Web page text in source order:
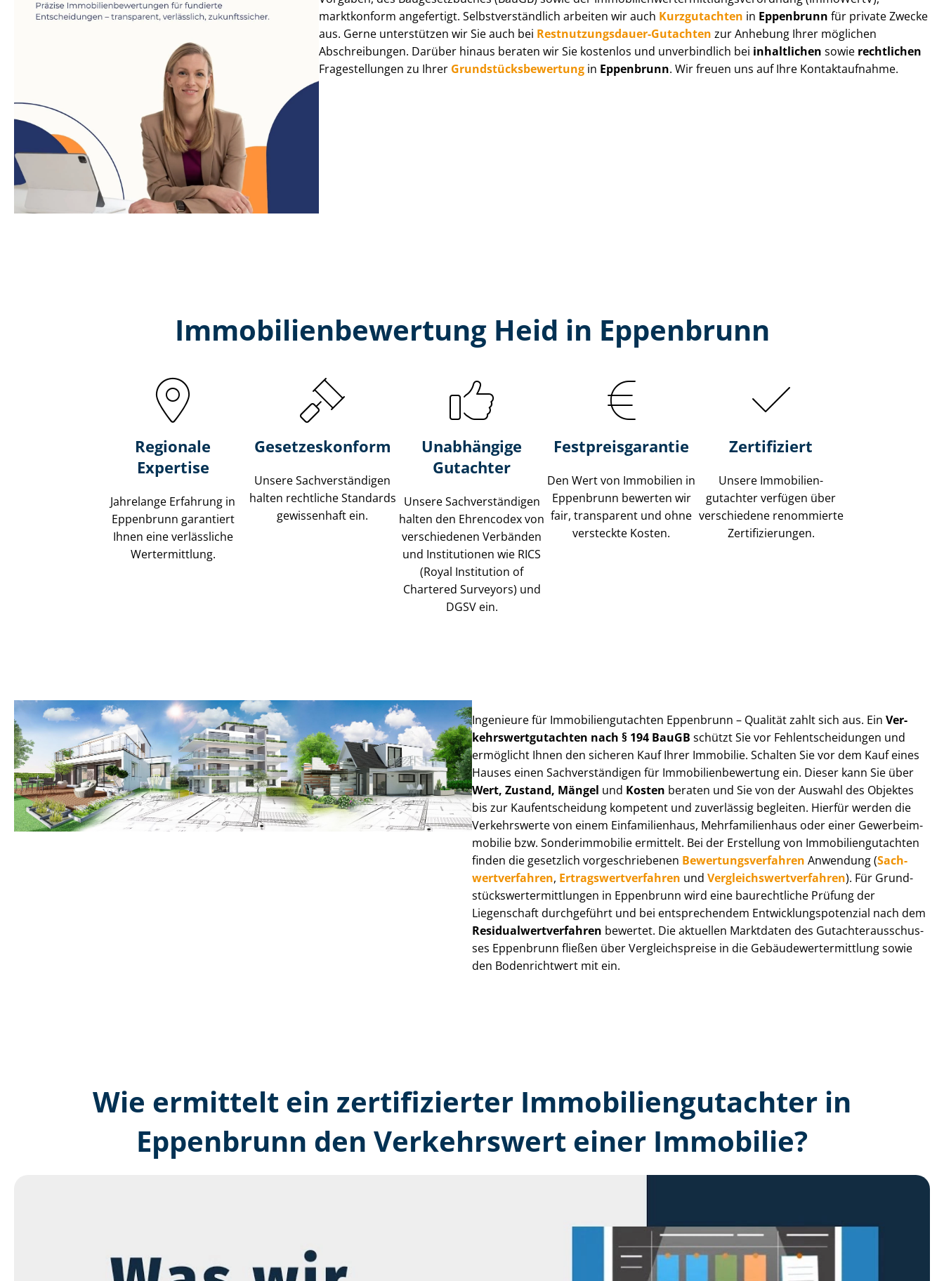
marktkonform angefertigt. Selbst­ver­ständ­lich arbeiten wir auch Kurzgutachten in Eppenbrunn für private Zwecke
aus. Gerne unterstützen wir Sie auch bei Rest­nut­zungs­dau­er-Gutachten zur Anhebung Ihrer möglichen
Abschreibungen. Darüber hinaus beraten wir Sie kostenlos und unverbindlich bei inhaltlichen sowie rechtlichen
Fragestellungen zu Ihrer Grund­stücks­be­wer­tung in Eppenbrunn. Wir freuen uns auf Ihre Kontaktaufnahme.
Immobilien­bewertung Heid in Eppenbrunn
Regionale
Expertise
Jahrelange Erfahrung in
Eppenbrunn garantiert
Ihnen eine verlässliche
Wertermittlung.
Gesetzes­konform
Unsere Sach­ver­stän­di­gen
halten rechtliche Standards
gewissenhaft ein.
Unabhängige
Gutachter
Unsere Sach­ver­stän­di­gen
halten den Ehrencodex von
verschiedenen Verbänden
und Institutionen wie RICS
(Royal Institution of
Chartered Surveyors) und
DGSV ein.
Festpreis​garantie
Den Wert von Immobilien in
Eppenbrunn bewerten wir
fair, transparent und ohne
versteckte Kosten.
Zertifiziert
Unsere Immobilien­
gutachter verfügen über
verschiedene renommierte
Zer­ti­fi­zie­run­gen.
Ingenieure für Im­mo­bi­li­en­gut­ach­ten Eppenbrunn – Qualität zahlt sich aus. Ein Ver­
kehrs­wert­gut­ach­ten nach § 194 BauGB schützt Sie vor Fehl­ent­schei­dun­gen und
ermöglicht Ihnen den sicheren Kauf Ihrer Immobilie. Schalten Sie vor dem Kauf eines
Hauses einen Sach­ver­stän­di­gen für Im­mo­bi­li­en­be­wer­tung ein. Dieser kann Sie über
Wert, Zustand, Mängel und Kosten beraten und Sie von der Auswahl des Objektes
bis zur Kauf­ent­schei­dung kompetent und zuverlässig begleiten. Hierfür werden die
Verkehrswerte von einem Einfamilienhaus, Mehr­fa­mi­li­en­haus oder einer Ge­wer­be­im­
mo­bi­lie bzw. Sonderimmobilie ermittelt. Bei der Erstellung von Im­mo­bi­li­en­gut­ach­ten
finden die gesetzlich vor­ge­schrie­be­nen Be­wer­tungs­ver­fah­ren Anwendung (Sach­
wert­ver­fah­ren, Er­trags­wert­ver­fah­ren und Ver­gleichs­wert­ver­fah­ren). Für Grund­
stücks­wert­ermitt­lun­gen in Eppenbrunn wird eine baurechtliche Prüfung der
Liegenschaft durchgeführt und bei entsprechendem Ent­wick­lungs­po­ten­zi­al nach dem
Re­si­du­al­wert­ver­fah­ren bewertet. Die aktuellen Marktdaten des Gut­ach­ter­aus­schus­
ses Eppenbrunn fließen über Ver­gleichs­prei­se in die Ge­bäu­de­wert­ermitt­lung sowie
den Bodenrichtwert mit ein.
Wie ermittelt ein zertifizierter Immobilien­gutachter in
Eppenbrunn den Verkehrswert einer Immobilie?